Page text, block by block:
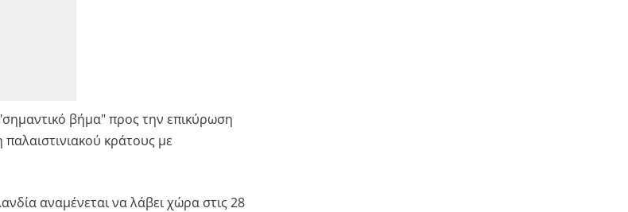
βήμα" προς την επικύρωση
κράτους με
αναμένεται να λάβει χώρα στις 28